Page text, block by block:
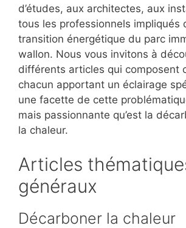
d’études, aux architectes, aux
tous les professionnels impliqués
transition énergétique du parc
wallon. Nous vous invitons à
différents articles qui composent
chacun apportant un éclairage
une facette de cette
mais passionnante qu’est la
la chaleur.
Articles
généraux
Décarboner la chaleur